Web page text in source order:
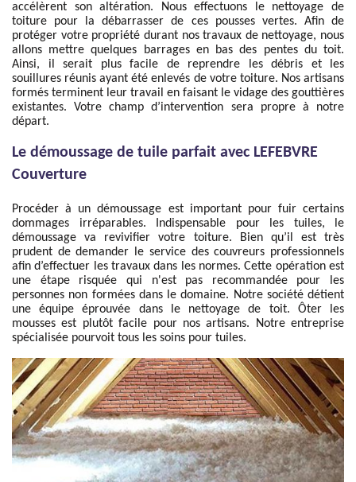
accélèrent son altération. Nous effectuons le nettoyage de
toiture pour la débarrasser de ces pousses vertes. Afin de
protéger votre propriété durant nos travaux de nettoyage, nous
allons mettre quelques barrages en bas des pentes du toit.
Ainsi, il serait plus facile de reprendre les débris et les
souillures réunis ayant été enlevés de votre toiture. Nos artisans
formés terminent leur travail en faisant le vidage des gouttières
existantes. Votre champ d’intervention sera propre à notre
départ.
Le démoussage de tuile parfait avec LEFEBVRE
Couverture
Procéder à un démoussage est important pour fuir certains
dommages irréparables. Indispensable pour les tuiles, le
démoussage va revivifier votre toiture. Bien qu’il est très
prudent de demander le service des couvreurs professionnels
afin d’effectuer les travaux dans les normes. Cette opération est
une étape risquée qui n'est pas recommandée pour les
personnes non formées dans le domaine. Notre société détient
une équipe éprouvée dans le nettoyage de toit. Ôter les
mousses est plutôt facile pour nos artisans. Notre entreprise
spécialisée pourvoit tous les soins pour tuiles.